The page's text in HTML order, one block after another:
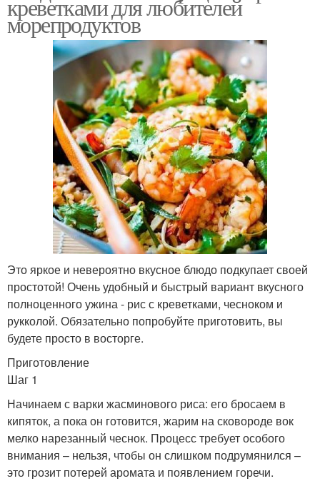
креветками для любителей
морепродуктов
Это яркое и невероятно вкусное блюдо подкупает своей
простотой! Очень удобный и быстрый вариант вкусного
полноценного ужина - рис с креветками, чесноком и
рукколой. Обязательно попробуйте приготовить, вы
будете просто в восторге.
Приготовление
Шаг 1
Начинаем с варки жасминового риса: его бросаем в
кипяток, а пока он готовится, жарим на сковороде вок
мелко нарезанный чеснок. Процесс требует особого
внимания – нельзя, чтобы он слишком подрумянился –
это грозит потерей аромата и появлением горечи.